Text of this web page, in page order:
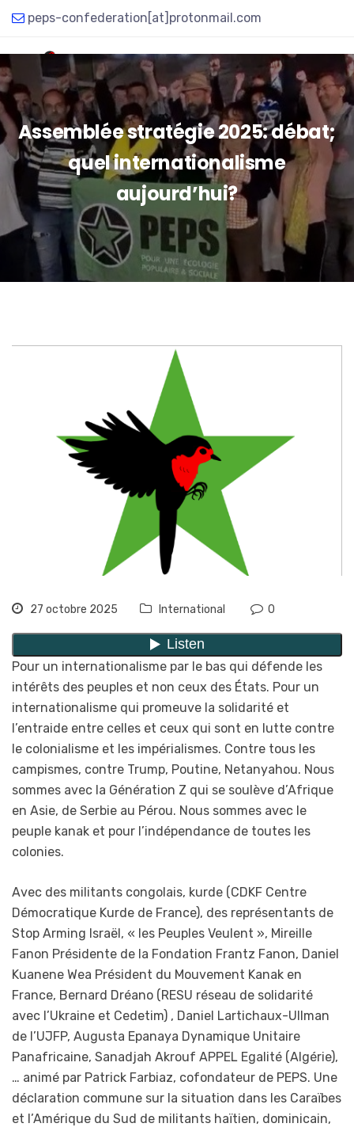
peps-confederation[at]protonmail.com
Assemblée stratégie 2025: débat;
quel internationalisme
aujourd’hui?
27 octobre 2025 International 0
Pour un internationalisme par le bas qui défende les
intérêts des peuples et non ceux des États. Pour un
internationalisme qui promeuve la solidarité et
l’entraide entre celles et ceux qui sont en lutte contre
le colonialisme et les impérialismes. Contre tous les
campismes, contre Trump, Poutine, Netanyahou. Nous
sommes avec la Génération Z qui se soulève d’Afrique
en Asie, de Serbie au Pérou. Nous sommes avec le
peuple kanak et pour l’indépendance de toutes les
colonies.
Avec des militants congolais, kurde (CDKF Centre
Démocratique Kurde de France), des représentants de
Stop Arming Israël, « les Peuples Veulent », Mireille
Fanon Présidente de la Fondation Frantz Fanon, Daniel
Kuanene Wea Président du Mouvement Kanak en
France, Bernard Dréano (RESU réseau de solidarité
avec l’Ukraine et Cedetim) , Daniel Lartichaux-Ullman
de l’UJFP, Augusta Epanaya Dynamique Unitaire
Panafricaine, Sanadjah Akrouf APPEL Egalité (Algérie),
… animé par Patrick Farbiaz, cofondateur de PEPS. Une
déclaration commune sur la situation dans les Caraïbes
et l’Amérique du Sud de militants haïtien, dominicain,